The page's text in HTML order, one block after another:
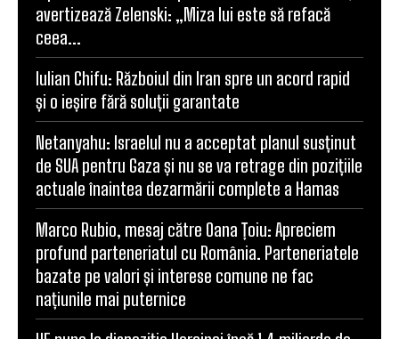
avertizează Zelenski: „Miza lui este să refacă
ceea...
Iulian Chifu: Războiul din Iran spre un acord rapid
și o ieșire fără soluții garantate
Netanyahu: Israelul nu a acceptat planul susținut
de SUA pentru Gaza și nu se va retrage din pozițiile
actuale înaintea dezarmării complete a Hamas
Marco Rubio, mesaj către Oana Țoiu: Apreciem
profund parteneriatul cu România. Parteneriatele
bazate pe valori și interese comune ne fac
națiunile mai puternice